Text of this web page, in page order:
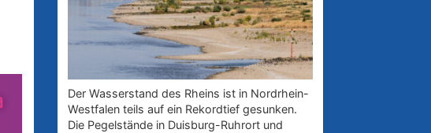
Der Wasserstand des Rheins ist in Nordrhein-
Westfalen teils auf ein Rekordtief gesunken.
Die Pegelstände in Duisburg-Ruhrort und